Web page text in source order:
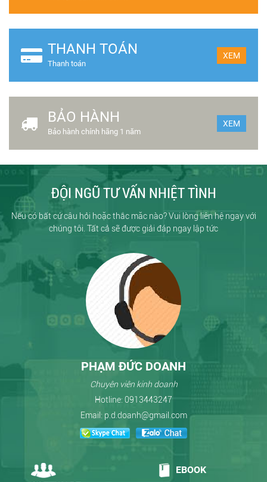
THANH TOÁN
Thanh toán
XEM
BẢO HÀNH
Bảo hành chính hãng 1 năm
XEM
ĐỘI NGŨ TƯ VẤN NHIỆT TÌNH
Nếu có bất cứ câu hỏi hoặc thắc măc nào? Vui lòng liên hệ ngay với
chúng tôi. Tất cả sẽ được giải đáp ngay lập tức
PHẠM ĐỨC DOANH
Chuyên viên kinh doanh
Hotline: 0913443247
Email: p.d.doanh@gmail.com
EBOOK